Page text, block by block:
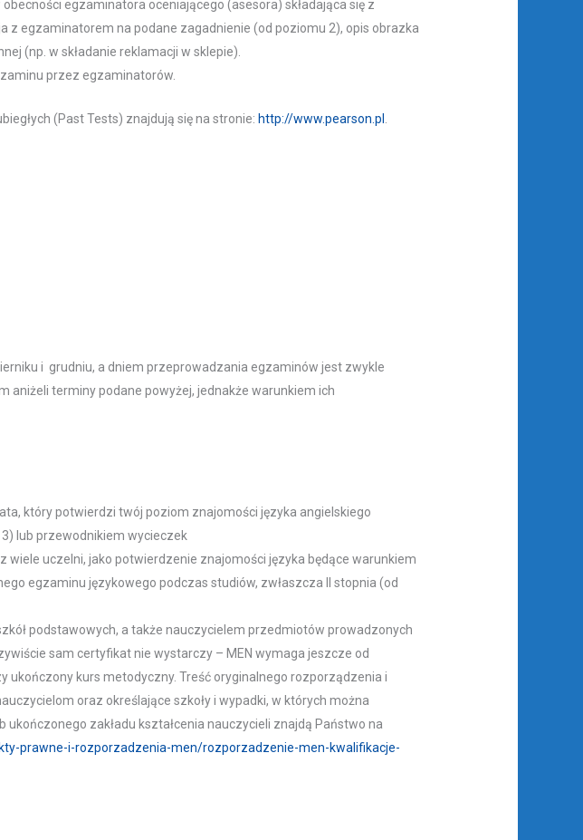
egzaminatora oceniającego (asesora) składająca się z
z egzaminatorem na podane zagadnienie (od poziomu 2), opis obrazka
(np. w składanie reklamacji w sklepie).
przez egzaminatorów.
(Past Tests) znajdują się na stronie: http://www.pearson.pl .
i grudniu, a dniem przeprowadzania egzaminów jest zwykle
aniżeli terminy podane powyżej, jednakże warunkiem ich
który potwierdzi twój poziom znajomości języka angielskiego
lub przewodnikiem wycieczek
wiele uczelni, jako potwierdzenie znajomości języka będące warunkiem
egzaminu językowego podczas studiów, zwłaszcza II stopnia (od
podstawowych, a także nauczycielem przedmiotów prowadzonych
sam certyfikat nie wystarczy – MEN wymaga jeszcze od
ukończony kurs metodyczny. Treść oryginalnego rozporządzenia i
oraz określające szkoły i wypadki, w których można
zakładu kształcenia nauczycieli znajdą Państwo na
prawne-i-rozporzadzenia-men/rozporzadzenie-men-kwalifikacje-